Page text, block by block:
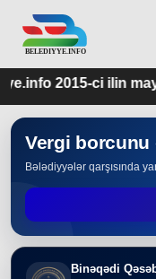
ayının 25-i
Vergi borcunu
Bələdiyyələr qarşısında
Binəqədi